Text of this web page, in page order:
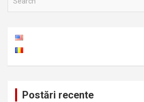
Postări recente